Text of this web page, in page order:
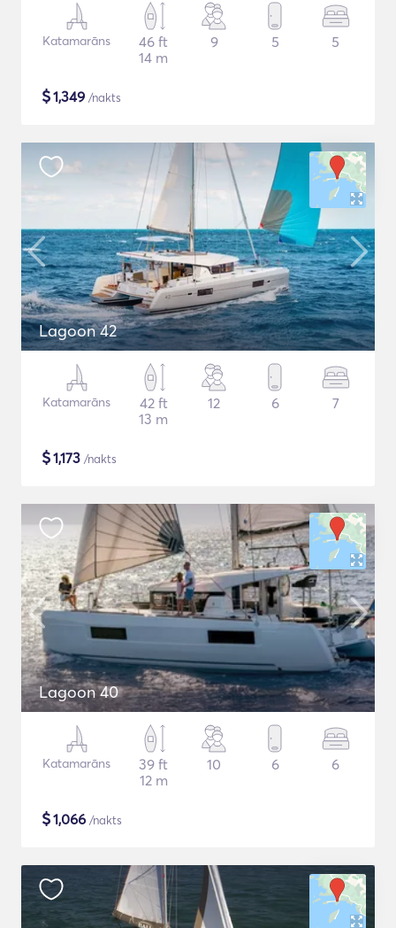
Katamarāns
46 ft
14 m
9 5 5
$1,349 /nakts
Lagoon 42
Katamarāns
42 ft
13 m
12 6 7
$1,173 /nakts
Lagoon 40
Katamarāns
39 ft
12 m
10 6 6
$1,066 /nakts